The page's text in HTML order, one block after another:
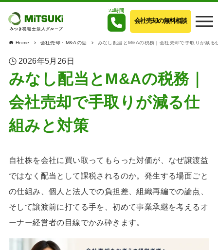
24時間
会社売却の無料相談
Home 会社売却・M&Aの話 みなし配当とM&Aの税務｜会社売却で手取りが減る
2026年5月26日
みなし配当とM&Aの税務｜
会社売却で手取りが減る仕
組みと対策
自社株を会社に買い取ってもらった対価が、なぜ譲渡益
ではなく配当として課税されるのか。発生する場面ごと
の仕組み、個人と法人での負担差、組織再編での論点、
そして譲渡前に打てる手を、初めて事業承継を考えるオ
ーナー経営者の目線でかみ砕きます。